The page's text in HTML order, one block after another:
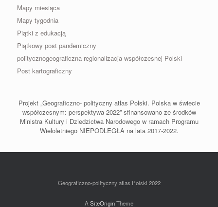
Mapy miesiąca
Mapy tygodnia
Piątki z edukacją
Piątkowy post pandemiczny
politycznogeograficzna regionalizacja współczesnej Polski
Post kartograficzny
Projekt „Geograficzno- polityczny atlas Polski. Polska w świecie
współczesnym: perspektywa 2022” sfinansowano ze środków
Ministra Kultury i Dziedzictwa Narodowego w ramach Programu
Wieloletniego NIEPODLEGŁA na lata 2017-2022.
Geograficzno-polityczny atlas Polski 2022
A SiteOriginTheme